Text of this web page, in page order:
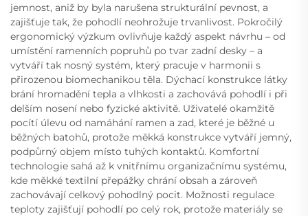
jemnost, aniž by byla narušena strukturální pevnost, a
zajišťuje tak, že pohodlí neohrožuje trvanlivost. Pokročilý
ergonomický výzkum ovlivňuje každý aspekt návrhu – od
umístění ramenních popruhů po tvar zadní desky – a
vytváří tak nosný systém, který pracuje v harmonii s
přirozenou biomechanikou těla. Dýchací konstrukce látky
brání hromadění tepla a vlhkosti a zachovává pohodlí i při
delším nosení nebo fyzické aktivitě. Uživatelé okamžitě
pocítí úlevu od namáhání ramen a zad, které je běžné u
běžných batohů, protože měkká konstrukce vytváří jemný,
podpůrný objem místo tuhých kontaktů. Komfortní
technologie sahá až k vnitřnímu organizačnímu systému,
kde měkké textilní přepážky chrání obsah a zároveň
zachovávají celkový pohodlný pocit. Možnosti regulace
teploty zajišťují pohodlí po celý rok, protože materiály se